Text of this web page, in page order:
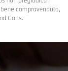
compravenduto,
Cons.